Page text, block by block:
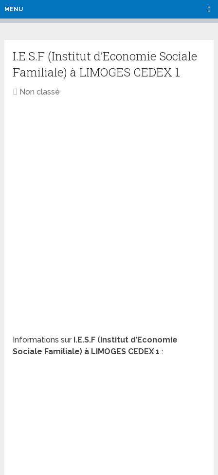
MENU
I.E.S.F (Institut d’Economie Sociale
Familiale) à LIMOGES CEDEX 1
Non classé
Informations sur I.E.S.F (Institut d’Economie
Sociale Familiale) à LIMOGES CEDEX 1 :